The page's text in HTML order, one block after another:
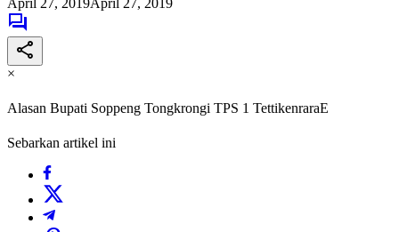
×
Alasan Bupati Soppeng Tongkrongi TPS 1 TettikenraraE
Sebarkan artikel ini